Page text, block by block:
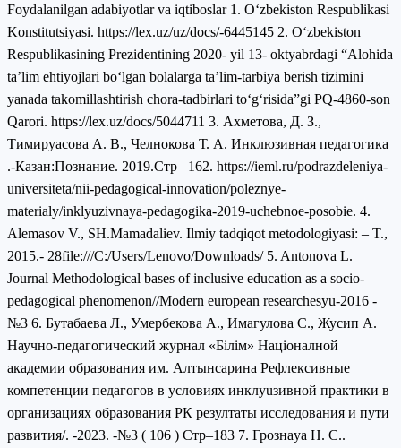
Foydalanilgan adabiyotlar va iqtiboslar 1. Oʻzbekiston Respublikasi
Konstitutsiyasi. https://lex.uz/uz/docs/-6445145 2. Oʻzbekiston
Respublikasining Prezidentining 2020- yil 13- oktyabrdagi “Alohida
ta’lim ehtiyojlari boʻlgan bolalarga ta’lim-tarbiya berish tizimini
yanada takomillashtirish chora-tadbirlari toʻgʻrisida”gi PQ-4860-son
Qarori. https://lex.uz/docs/5044711 3. Ахметова, Д. З.,
Тимирyaсова А. В., Челнокова Т. А. Инклюзивная педагогика
.-Казан:Познание. 2019.Стр ‒162. https://ieml.ru/podrazdeleniya-
universiteta/nii-pedagogical-innovation/poleznye-
materialy/inklyuzivnaya-pedagogika-2019-uchebnoe-posobie. 4.
Alemasov V., SH.Mamadaliev. Ilmiy tadqiqot metodologiyasi: – T.,
2015.- 28file:///C:/Users/Lenovo/Downloads/ 5. Antonova L.
Journal Methodological bases of inclusive education as a socio-
pedagogical phenomenon//Мodern european researchesyu-2016 -
№3 6. Бутабаева Л., Умербекова A., Имагулова С., Жусип A.
Научно-педагогический журнал «Білім» Нaцiоналной
академии образования им. Алтынсарина Рефлексивные
компетенции педагогов в условиях инклyuзивной практики в
организaциях образования РК резултаты исследования и пути
развития/. -2023. -№3 ( 106 ) Стр‒183 7. Грознаya Н. С..